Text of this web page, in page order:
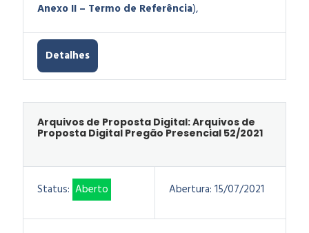
Anexo II – Termo de Referência),
Detalhes
Arquivos de Proposta Digital: Arquivos de
Proposta Digital Pregão Presencial 52/2021
Status: Aberto Abertura: 15/07/2021